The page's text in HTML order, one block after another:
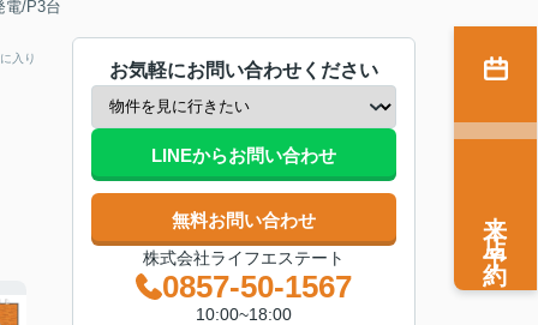
電/P3台
入り
お気軽にお問い合わせください
LINEからお問い合わせ
無料お問い合わせ
株式会社ライフエステート
0857-50-1567
10:00~18:00
来店予約